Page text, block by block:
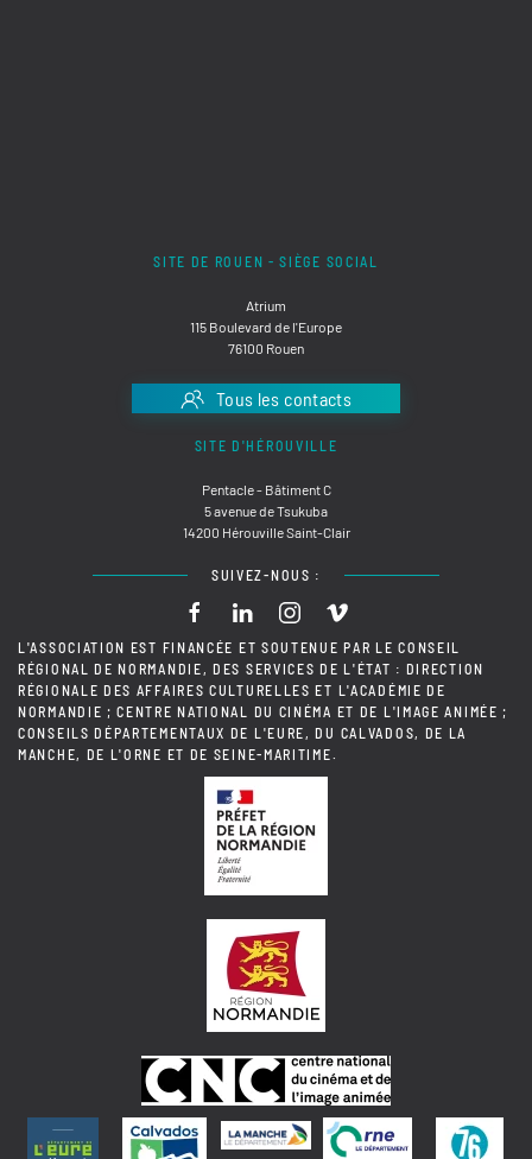
SITE DE ROUEN - SIÈGE SOCIAL
Atrium
115 Boulevard de l'Europe
76100 Rouen
Tous les contacts
SITE D'HÉROUVILLE
Pentacle - Bâtiment C
5 avenue de Tsukuba
14200 Hérouville Saint-Clair
SUIVEZ-NOUS :
L'ASSOCIATION EST FINANCÉE ET SOUTENUE PAR LE CONSEIL
RÉGIONAL DE NORMANDIE, DES SERVICES DE L'ÉTAT : DIRECTION
RÉGIONALE DES AFFAIRES CULTURELLES ET L'ACADÉMIE DE
NORMANDIE ; CENTRE NATIONAL DU CINÉMA ET DE L'IMAGE ANIMÉE ;
CONSEILS DÉPARTEMENTAUX DE L'EURE, DU CALVADOS, DE LA
MANCHE, DE L'ORNE ET DE SEINE-MARITIME.